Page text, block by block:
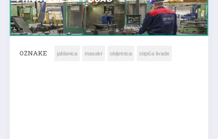
OZNAKE jablanica masakr obljetnica stipića livade